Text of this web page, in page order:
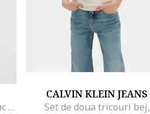
Tricou regular-fit din bumbac cu logo discret, Albastru deschis,
CALVIN KLEIN JEANS
Set de doua tricouri bej,